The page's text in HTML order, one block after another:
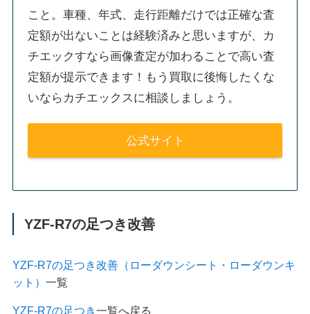
こと。車種、年式、走行距離だけでは正確な査
定額が出ないことは経験済みと思いますが、カ
チエックすなら画像査定が加わることで高い査
定額が提示できます！もう買取に後悔したくな
いならカチエックスに相談しましょう。
公式サイト
YZF-R7の足つき改善
YZF-R7の足つき改善（ローダウンシート・ローダウンキ
ット） 一覧
YZF-R7の足つき一覧へ戻る